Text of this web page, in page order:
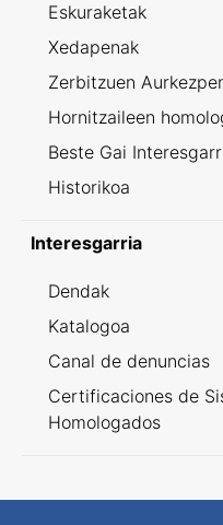
Eskuraketak
Xedapenak
Zerbitzuen
Hornitzaileen
Beste Gai
Historikoa
Interesgarria
Dendak
Katalogoa
Canal de denuncias
Certificaciones de
Homologados